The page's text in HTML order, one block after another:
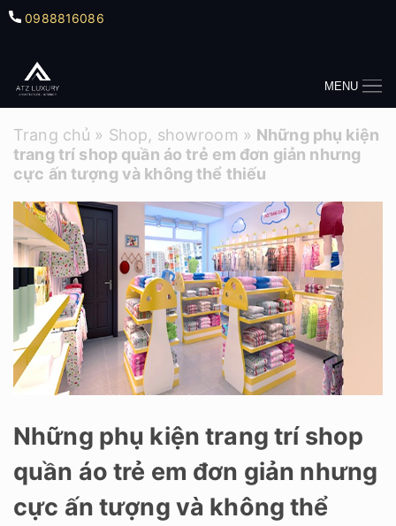
0988816086
MENU
Trang chủ » Shop, showroom » Những phụ kiện
trang trí shop quần áo trẻ em đơn giản nhưng
cực ấn tượng và không thể thiếu
Những phụ kiện trang trí shop
quần áo trẻ em đơn giản nhưng
cực ấn tượng và không thể